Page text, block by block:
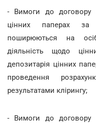
- Вимоги до договору
цінних паперах за
поширюються на
діяльність щодо
депозитарія цінних
проведення
результатами клірингу;
- Вимоги до договору